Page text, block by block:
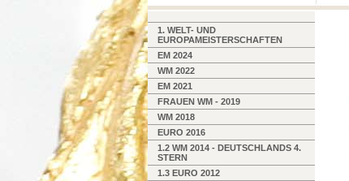
1. WELT- UND
EUROPAMEISTERSCHAFTEN
EM 2024
WM 2022
EM 2021
FRAUEN WM - 2019
WM 2018
EURO 2016
1.2 WM 2014 - DEUTSCHLANDS 4.
STERN
1.3 EURO 2012